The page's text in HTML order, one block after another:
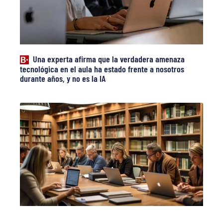
Una experta afirma que la verdadera amenaza
tecnológica en el aula ha estado frente a nosotros
durante años, y no es la IA